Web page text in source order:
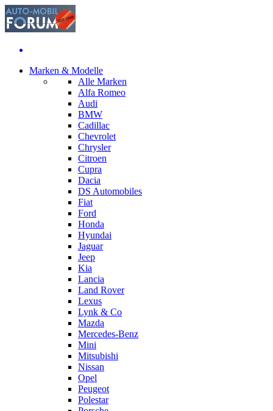
Marken & Modelle
Alle Marken
Alfa Romeo
Audi
BMW
Cadillac
Chevrolet
Chrysler
Citroen
Cupra
Dacia
DS Automobiles
Fiat
Ford
Honda
Hyundai
Jaguar
Jeep
Kia
Lancia
Land Rover
Lexus
Lynk & Co
Mazda
Mercedes-Benz
Mini
Mitsubishi
Nissan
Opel
Peugeot
Polestar